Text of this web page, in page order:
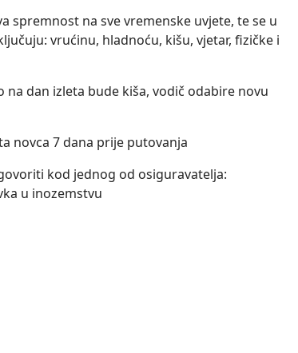
spremnost na sve vremenske uvjete, te se u
vrućinu, hladnoću, kišu, vjetar, fizičke i
dan izleta bude kiša, vodič odabire novu
novca 7 dana prije putovanja
kod jednog od osiguravatelja:
u inozemstvu